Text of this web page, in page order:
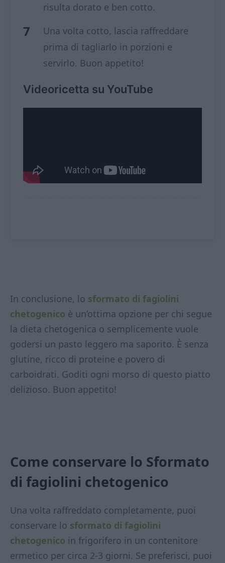
risulta dorato e ben cotto.
Una volta cotto, lascia raffreddare
prima di tagliarlo in porzioni e
servirlo. Buon appetito!
Videoricetta su YouTube
In conclusione, lo sformato di fagiolini
chetogenico è un’ottima opzione per chi segue
la dieta chetogenica o semplicemente vuole
godersi un pasto leggero ma saporito. È senza
glutine, ricco di proteine e povero di
carboidrati. Goditi ogni morso di questo piatto
delizioso. Buon appetito!
Come conservare lo Sformato
di fagiolini chetogenico
Una volta raffreddato completamente, puoi
conservare lo sformato di fagiolini
chetogenico in frigorifero in un contenitore
ermetico per circa 2-3 giorni. Se preferisci, puoi